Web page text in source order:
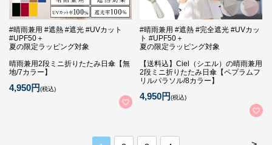
#晴雨兼用 #遮熱 #遮光 #UVカット
#UPF50＋
夏の限定ラッピング対象
晴雨兼用2段ミニ折りたたみ日傘【無
地/7カラー】
4,950円(税込)
#晴雨兼用 #遮熱 #完全遮光 #UVカッ
ト #UPF50＋
夏の限定ラッピング対象
【送料込】Ciel（シエル）の晴雨兼用
2段ミニ折りたたみ日傘【ペプラムフ
リルパラソル/8カラー】
4,950円(税込)